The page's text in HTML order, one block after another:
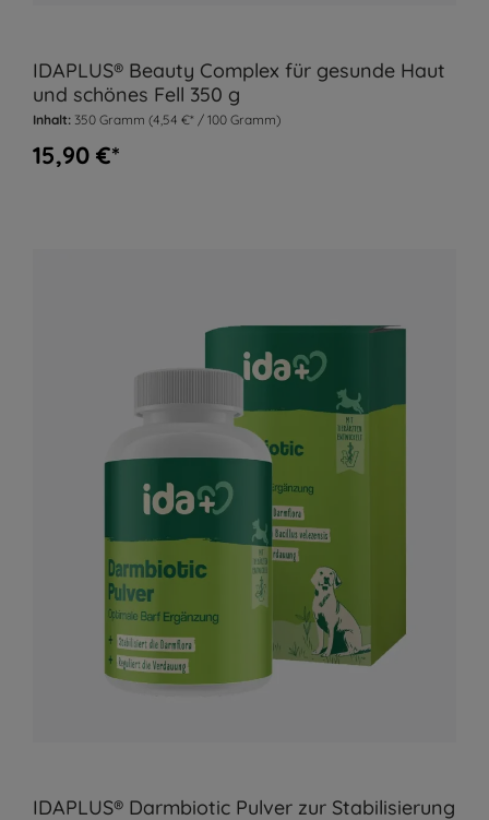
IDAPLUS® Beauty Complex für gesunde Haut
und schönes Fell 350 g
Inhalt: 350 Gramm (4,54 €* / 100 Gramm)
15,90 €*
IDAPLUS® Darmbiotic Pulver zur Stabilisierung